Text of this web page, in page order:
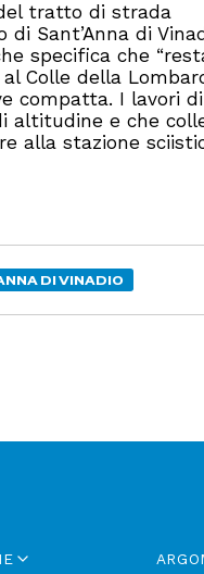
tratto di strada
Sant’Anna di
specifica che
Colle della
compatta. I lavori di
altitudine e che
alla stazione
DI VINADIO